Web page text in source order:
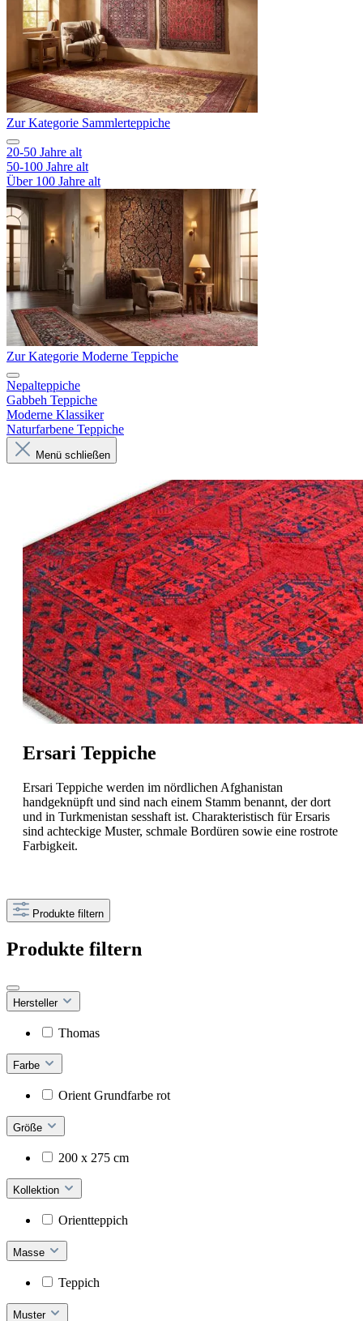
Zur Kategorie Sammlerteppiche
20-50 Jahre alt
50-100 Jahre alt
Über 100 Jahre alt
Zur Kategorie Moderne Teppiche
Nepalteppiche
Gabbeh Teppiche
Moderne Klassiker
Naturfarbene Teppiche
Menü schließen
Ersari Teppiche
Ersari Teppiche werden im nördlichen Afghanistan
handgeknüpft und sind nach einem Stamm benannt, der dort
und in Turkmenistan sesshaft ist. Charakteristisch für Ersaris
sind achteckige Muster, schmale Bordüren sowie eine rostrote
Farbigkeit.
Produkte filtern
Produkte filtern
Hersteller
Thomas
Farbe
Orient Grundfarbe rot
Größe
200 x 275 cm
Kollektion
Orientteppich
Masse
Teppich
Muster